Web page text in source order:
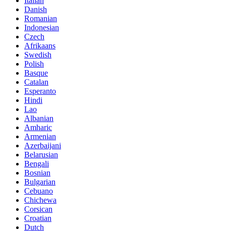
Danish
Romanian
Indonesian
Czech
Afrikaans
Swedish
Polish
Basque
Catalan
Esperanto
Hindi
Lao
Albanian
Amharic
Armenian
Azerbaijani
Belarusian
Bengali
Bosnian
Bulgarian
Cebuano
Chichewa
Corsican
Croatian
Dutch